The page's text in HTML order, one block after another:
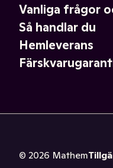
Vanliga frågor
Så handlar du
Hemleverans
© 2026 Mathem